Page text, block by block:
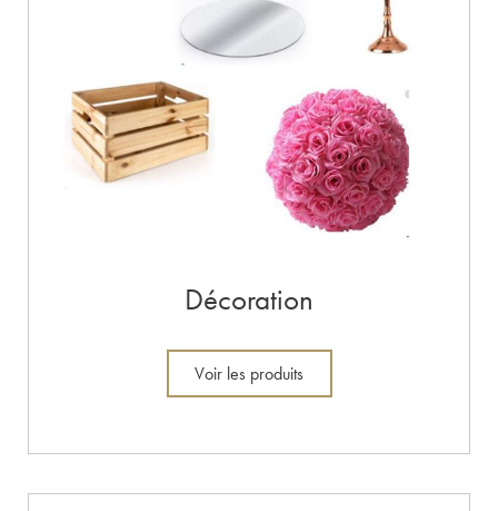
Décoration
Voir les produits